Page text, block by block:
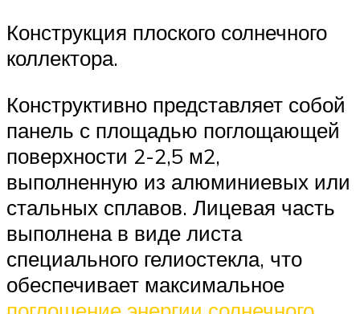
Конструкция плоского солнечного
коллектора.
Конструктивно представляет собой
панель с площадью поглощающей
поверхности 2-2,5 м2,
выполненную из алюминиевых или
стальных сплавов. Лицевая часть
выполнена в виде листа
специального гелиостекла, что
обеспечивает максимальное